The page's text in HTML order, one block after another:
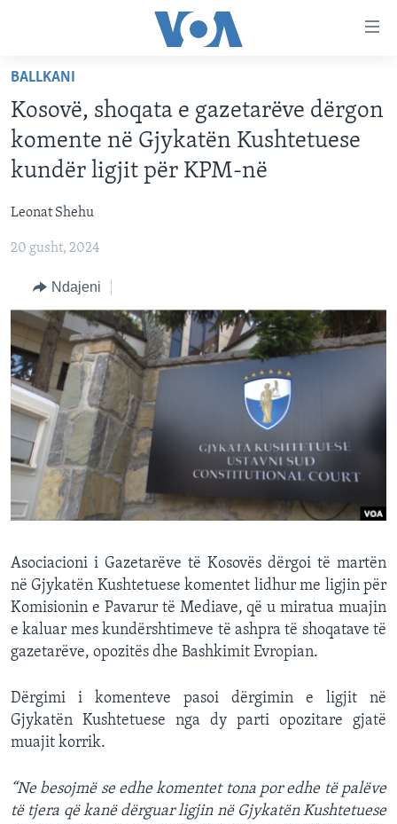
faqen
kryesore
Kalo
tek
faqja
Kalo
tek
FAQJA KRYESORE
KATEGORITË
AMERIKA
BOTA
MJEDISI
KULTURË
SHKENCË DHE TEKNOLOGJI
SHËNDETËSI
INTERVISTA
DITARI
DITARI
Learning English
FOLLOW US
Gjuhët
BALLKANI
Kosovë, shoqata e gazetarëve dërgon
komente në Gjykatën Kushtetuese
kundër ligjit për KPM-në
Leonat Shehu
20 gusht, 2024
Ndajeni
Asociacioni i Gazetarëve të Kosovës dërgoi të martën
në Gjykatën Kushtetuese komentet lidhur me ligjin për
Komisionin e Pavarur të Mediave, që u miratua muajin
e kaluar mes kundërshtimeve të ashpra të shoqatave të
gazetarëve, opozitës dhe Bashkimit Evropian.
Dërgimi i komenteve pasoi dërgimin e ligjit në
Gjykatën Kushtetuese nga dy parti opozitare gjatë
muajit korrik.
“Ne besojmë se edhe komentet tona por edhe të palëve
të tjera që kanë dërguar ligjin në Gjykatën Kushtetuese